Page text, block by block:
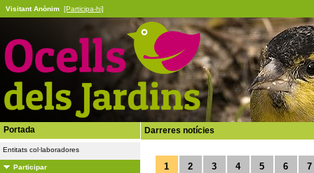
Visitant Anònim [Participa-hi]
Portada
Entitats col·laboradores
Participar
Darreres notícies
1 2 3 4 5 6 7